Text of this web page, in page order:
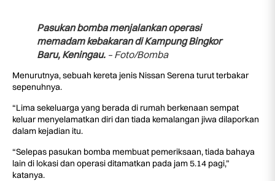
Pasukan bomba menjalankan operasi
memadam kebakaran di Kampung Bingkor
Baru, Keningau. – Foto/Bomba
Menurutnya, sebuah kereta jenis Nissan Serena turut terbakar
sepenuhnya.
“Lima sekeluarga yang berada di rumah berkenaan sempat
keluar menyelamatkan diri dan tiada kemalangan jiwa dilaporkan
dalam kejadian itu.
“Selepas pasukan bomba membuat pemeriksaan, tiada bahaya
lain di lokasi dan operasi ditamatkan pada jam 5.14 pagi,”
katanya.